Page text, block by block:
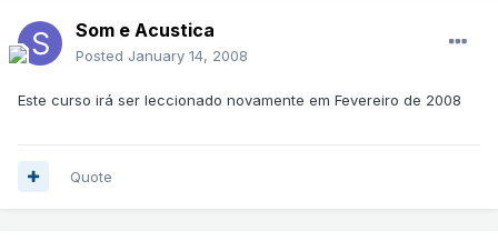
Som e Acustica
Posted January 14, 2008
Este curso irá ser leccionado novamente em Fevereiro de 2008
Quote